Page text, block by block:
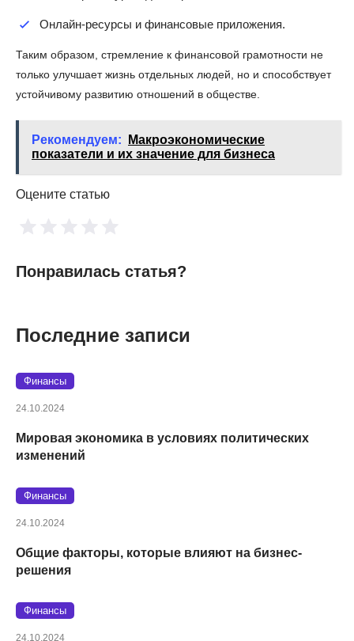
Онлайн-ресурсы и финансовые приложения.
Таким образом, стремление к финансовой грамотности не
только улучшает жизнь отдельных людей, но и способствует
устойчивому развитию отношений в обществе.
Рекомендуем:
Макроэкономические
показатели и их значение для бизнеса
Оцените статью
Понравилась статья?
Последние записи
Финансы
24.10.2024
Мировая экономика в условиях политических
изменений
Финансы
24.10.2024
Общие факторы, которые влияют на бизнес-
решения
Финансы
24.10.2024